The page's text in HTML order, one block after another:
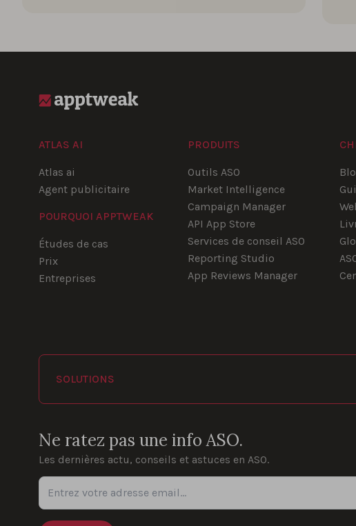
ATLAS AI
Atlas ai
Agent publicitaire
POURQUOI APPTWEAK
Études de cas
Prix
Entreprises
PRODUITS
Outils ASO
Market Intelligence
Campaign Manager
API App Store
Services de conseil ASO
Reporting Studio
App Reviews Manager
SOLUTIONS
Ne ratez pas une info ASO.
Les dernières actu, conseils et astuces en ASO.
Entrez votre adresse email...